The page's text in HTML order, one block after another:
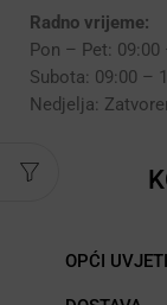
Radno vrijeme:
Pon – Pet: 09:00
Subota: 09:00 –
Nedjelja:
OPĆI UVJETI